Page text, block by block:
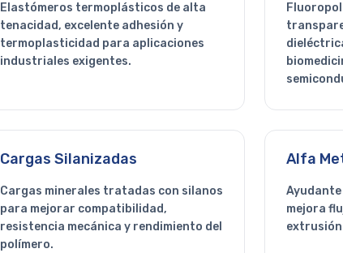
Elastómeros termoplásticos de alta
tenacidad, excelente adhesión y
termoplasticidad para aplicaciones
industriales exigentes.
Cargas Silanizadas
Cargas minerales tratadas con silanos
para mejorar compatibilidad,
resistencia mecánica y rendimiento del
polímero.
Alfa
Ayudante
mejora